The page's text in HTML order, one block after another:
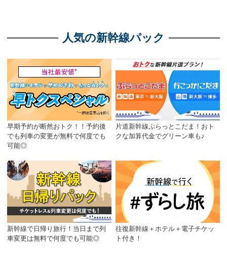
人気の新幹線パック
早期予約が断然おトク！！予約後
でも列車の変更が無料で何度でも
可能◎
片道新幹線ぷらっとこだま！おト
クな加算代金でグリーン車も♪
新幹線で日帰り旅行！当日まで列
車変更は無料で何度でも可能◎
往復新幹線＋ホテル＋電子チケッ
ト付き！